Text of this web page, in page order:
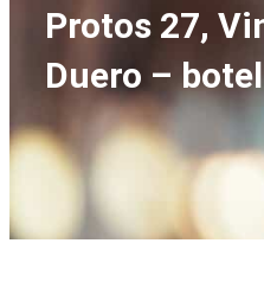
Protos 27,
Duero –